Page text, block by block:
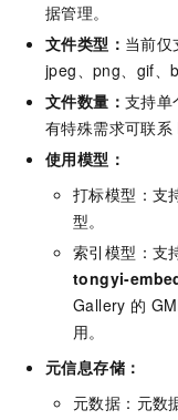
据管理。
文件类型： 当前仅
jpeg、png、gif、
文件数量： 支持单
有特殊需求可联系
使用模型：
打标模型：支
型。
索引模型：支
tongyi-
Gallery 的
用。
元信息存储：
元数据：元数